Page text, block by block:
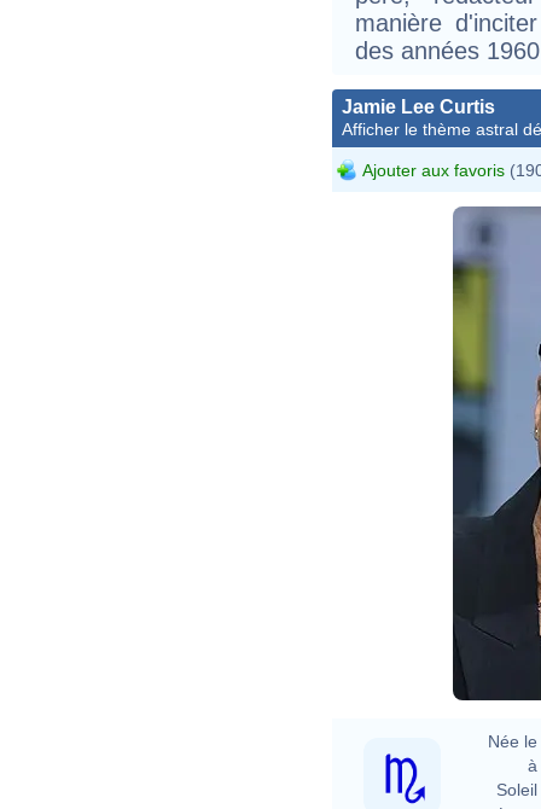
manière
des années
Jamie Lee Curtis
Afficher le thème astral
Ajouter aux favoris
Née le
à
Soleil